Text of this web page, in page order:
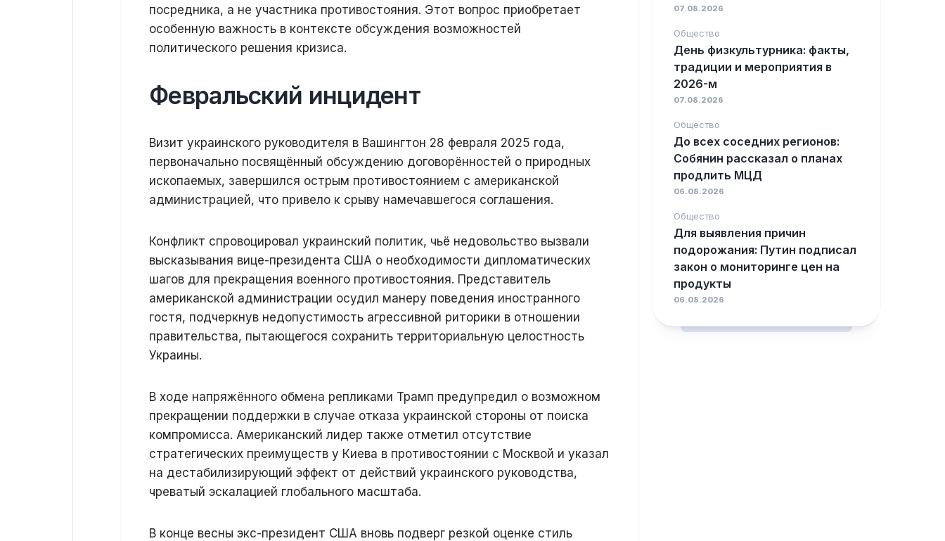
посредника, а не участника противостояния. Этот вопрос приобретает
особенную важность в контексте обсуждения возможностей
политического решения кризиса.
Февральский инцидент
Визит украинского руководителя в Вашингтон 28 февраля 2025 года,
первоначально посвящённый обсуждению договорённостей о природных
ископаемых, завершился острым противостоянием с американской
администрацией, что привело к срыву намечавшегося соглашения.
Конфликт спровоцировал украинский политик, чьё недовольство вызвали
высказывания вице-президента США о необходимости дипломатических
шагов для прекращения военного противостояния. Представитель
американской администрации осудил манеру поведения иностранного
гостя, подчеркнув недопустимость агрессивной риторики в отношении
правительства, пытающегося сохранить территориальную целостность
Украины.
В ходе напряжённого обмена репликами Трамп предупредил о возможном
прекращении поддержки в случае отказа украинской стороны от поиска
компромисса. Американский лидер также отметил отсутствие
стратегических преимуществ у Киева в противостоянии с Москвой и указал
на дестабилизирующий эффект от действий украинского руководства,
чреватый эскалацией глобального масштаба.
В конце весны экс-президент США вновь подверг резкой оценке стиль
07.08.2026
Общество
День физкультурника: факты,
традиции и мероприятия в
2026-м
07.08.2026
Общество
До всех соседних регионов:
Собянин рассказал о планах
продлить МЦД
06.08.2026
Общество
Для выявления причин
подорожания: Путин подписал
закон о мониторинге цен на
продукты
06.08.2026